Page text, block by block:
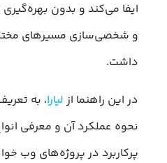
ایفا می‌کند و بدون
و شخصی‌سازی مسیرهای
داشت.
در این راهنما از لیارا
پرکاربرد در پروژه‌های وب